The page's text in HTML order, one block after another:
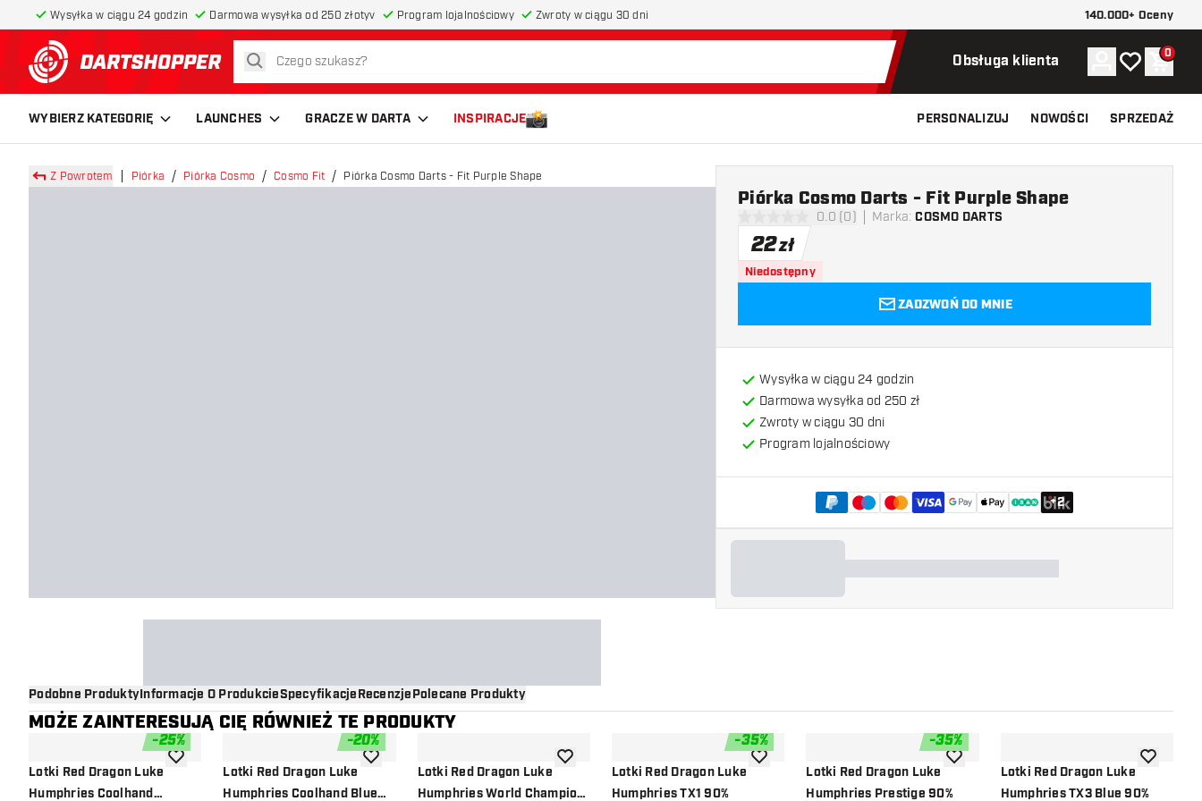
Wysyłka w ciągu 24 godzin Darmowa wysyłka od 250 złotyv Program lojalnościowy Zwroty w ciągu 30 dni 140.000+ Oceny
powrót do strony głównej
szukaj Obsługa klienta Konto
Moja listaKoszyk
0
WYBIERZ KATEGORIĘ LAUNCHES GRACZE W DARTA INSPIRACJE PERSONALIZUJ NOWOŚCI SPRZEDAŻ
Z Powrotem Piórka Piórka Cosmo Cosmo Fit Piórka Cosmo Darts - Fit Purple Shape
0 gwiazdki oceny0.0 (0) Marka: COSMO DARTS
Piórka Cosmo Darts - Fit Purple Shape
22zł
Niedostępny
ZADZWOŃ DO MNIE
Wysyłka w ciągu 24 godzin
Darmowa wysyłka od 250 zł
Zwroty w ciągu 30 dni
Program lojalnościowy
+2
Podobne ProduktyInformacje O ProdukcieSpecyfikacjeRecenzjePolecane Produkty
MOŻE ZAINTERESUJĄ CIĘ RÓWNIEŻ TE PRODUKTY
-25%
Lotki Red Dragon Luke
Humphries Coolhand
dodaj do listy życzeń
-20%
Lotki Red Dragon Luke
Humphries Coolhand Blue
dodaj do listy życzeń
Lotki Red Dragon Luke
Humphries World Champion
dodaj do listy życzeń
-35%
Lotki Red Dragon Luke
Humphries TX1 90%
dodaj do listy życzeń
-35%
Lotki Red Dragon Luke
Humphries Prestige 90%
dodaj do listy życzeń
Lotki Red Dragon Luke
Humphries TX3 Blue 90%
dodaj do